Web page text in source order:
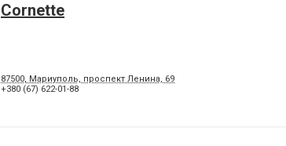
Cornette
87500, Мариуполь, проспект Ленина, 69
+380 (67) 622-01-88